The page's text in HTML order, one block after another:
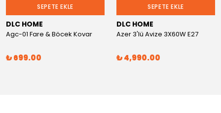
SEPETE EKLE
DLC HOME
Agc-01 Fare & Böcek Kovar
₺ 699.00
SEPETE EKLE
DLC HOME
Azer 3'lü Avize 3X60W E27
₺ 4,990.00